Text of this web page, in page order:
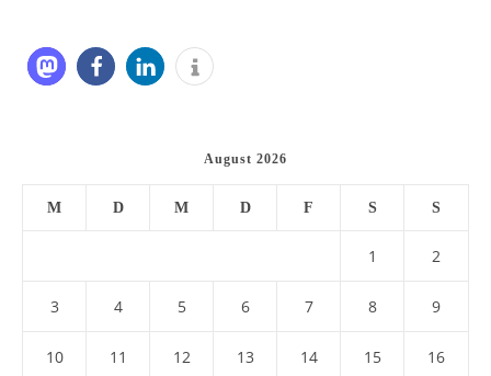
August 2026
M D M D F S S
1 2
3 4 5 6 7 8 9
10 11 12 13 14 15 16